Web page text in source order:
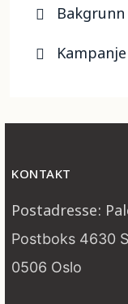
Bakgrunn
Kampanje
KONTAKT
Postadresse:
Postboks 4630
0506 Oslo